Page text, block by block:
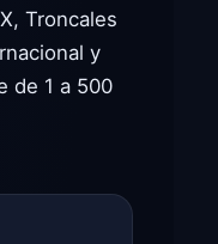
Troncales
y
de 1 a 500